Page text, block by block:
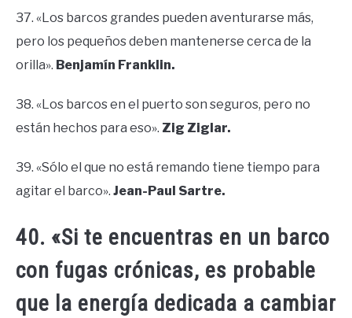
37. «Los barcos grandes pueden aventurarse más,
pero los pequeños deben mantenerse cerca de la
orilla». Benjamín Franklin.
38. «Los barcos en el puerto son seguros, pero no
están hechos para eso». Zig Ziglar.
39. «Sólo el que no está remando tiene tiempo para
agitar el barco». Jean-Paul Sartre.
40. «Si te encuentras en un barco
con fugas crónicas, es probable
que la energía dedicada a cambiar